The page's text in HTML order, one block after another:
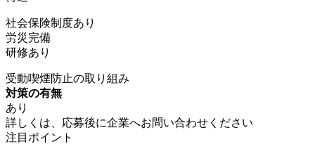
社会保険制度あり
労災完備
研修あり
受動喫煙防止の取り組み
対策の有無
あり
詳しくは、応募後に企業へお問い合わせください
注目ポイント